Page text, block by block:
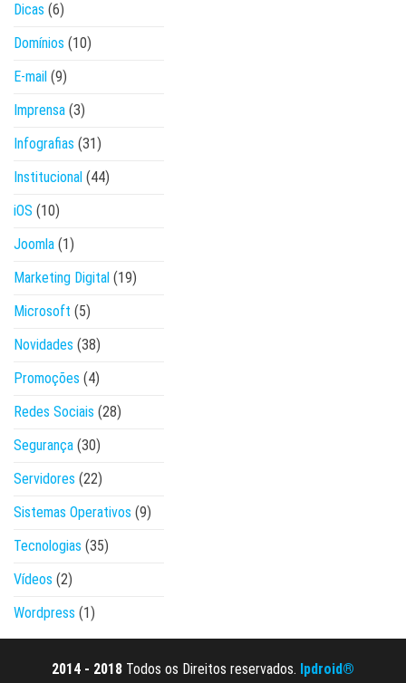
Dicas (6)
Domínios (10)
E-mail (9)
Imprensa (3)
Infografias (31)
Institucional (44)
iOS (10)
Joomla (1)
Marketing Digital (19)
Microsoft (5)
Novidades (38)
Promoções (4)
Redes Sociais (28)
Segurança (30)
Servidores (22)
Sistemas Operativos (9)
Tecnologias (35)
Vídeos (2)
Wordpress (1)
2014 - 2018 Todos os Direitos reservados. Ipdroid®